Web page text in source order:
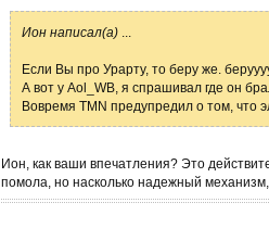
Ион написал(а)
Если Вы про Урарту, то беру же.
А вот у Aol_WB, я спрашивал где он
Вовремя ТМN предупредил о том, что
Ион, как ваши впечатления? Это
помола, но насколько надежный